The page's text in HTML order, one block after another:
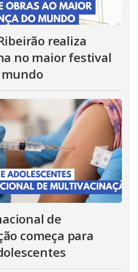
realiza
no maior festival
de
começa para